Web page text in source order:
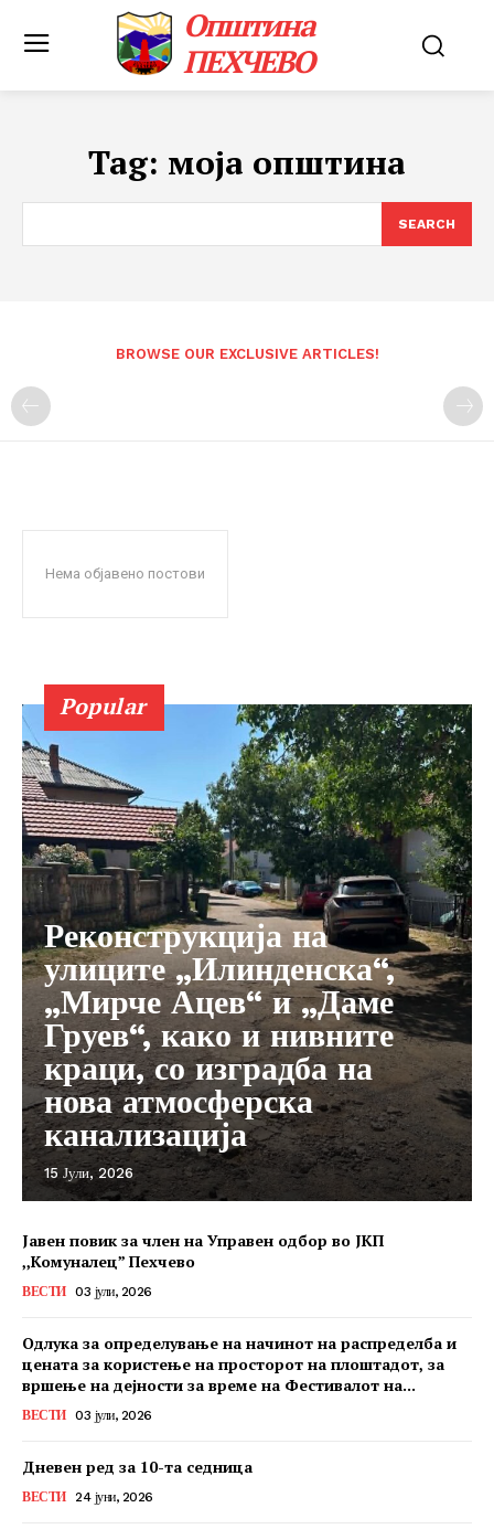
Општина
ПЕХЧЕВО
Tag: моја општина
SEARCH
BROWSE OUR EXCLUSIVE ARTICLES!
Нема објавено постови
Popular
Реконструкција на
улиците „Илинденска“,
„Мирче Ацев“ и „Даме
Груев“, како и нивните
краци, со изградба на
нова атмосферска
канализација
15 Јули, 2026
Јавен повик за член на Управен одбор во ЈКП
,,Комуналец” Пехчево
ВЕСТИ 03 јули, 2026
Одлука за определување на начинот на распределба и
цената за користење на просторот на плоштадот, за
вршење на дејности за време на Фестивалот на...
ВЕСТИ 03 јули, 2026
Дневен ред за 10-та седница
ВЕСТИ 24 јуни, 2026